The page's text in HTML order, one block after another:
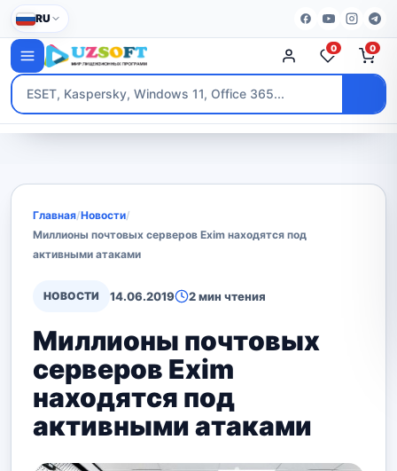
RU
0 0
Главная/Новости/
Миллионы почтовых серверов Exim находятся под
активными атаками
НОВОСТИ 14.06.2019 2 мин чтения
Миллионы почтовых
серверов Exim
находятся под
активными атаками